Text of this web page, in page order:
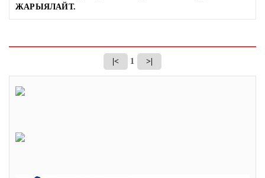
ЖАРЫЯЛАЙТ.
|< 1 >|